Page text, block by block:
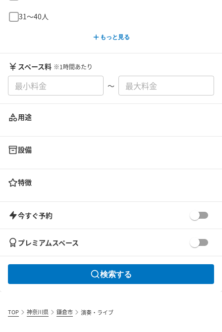
31〜40人
もっと見る
スペース料 ※1時間あたり
〜
用途
設備
特徴
今すぐ予約
プレミアムスペース
検索する
TOP 神奈川県 鎌倉市 演奏・ライブ